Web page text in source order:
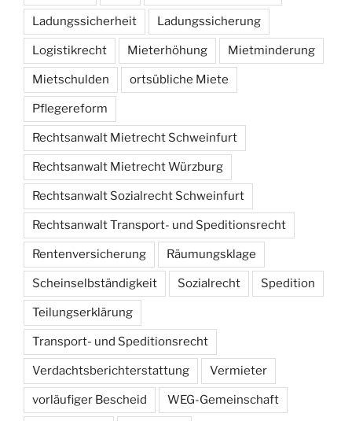
Ladungssicherheit Ladungssicherung
Logistikrecht Mieterhöhung Mietminderung
Mietschulden ortsübliche Miete
Pflegereform
Rechtsanwalt Mietrecht Schweinfurt
Rechtsanwalt Mietrecht Würzburg
Rechtsanwalt Sozialrecht Schweinfurt
Rechtsanwalt Transport- und Speditionsrecht
Rentenversicherung Räumungsklage
Scheinselbständigkeit Sozialrecht Spedition
Teilungserklärung
Transport- und Speditionsrecht
Verdachtsberichterstattung Vermieter
vorläufiger Bescheid WEG-Gemeinschaft